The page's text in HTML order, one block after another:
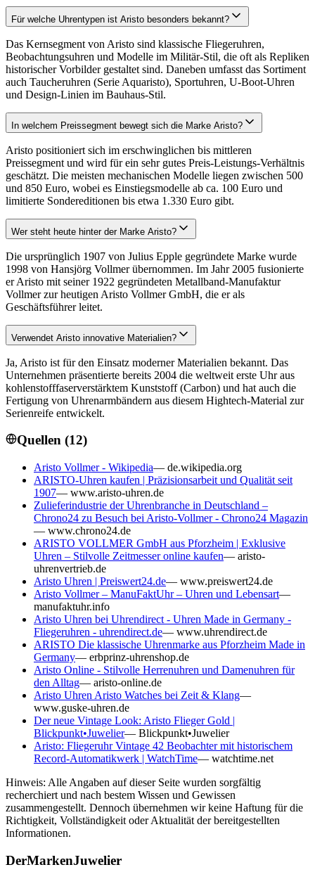
Für welche Uhrentypen ist Aristo besonders bekannt?
Das Kernsegment von Aristo sind klassische Fliegeruhren,
Beobachtungsuhren und Modelle im Militär-Stil, die oft als Repliken
historischer Vorbilder gestaltet sind. Daneben umfasst das Sortiment
auch Taucheruhren (Serie Aquaristo), Sportuhren, U-Boot-Uhren
und Design-Linien im Bauhaus-Stil.
In welchem Preissegment bewegt sich die Marke Aristo?
Aristo positioniert sich im erschwinglichen bis mittleren
Preissegment und wird für ein sehr gutes Preis-Leistungs-Verhältnis
geschätzt. Die meisten mechanischen Modelle liegen zwischen 500
und 850 Euro, wobei es Einstiegsmodelle ab ca. 100 Euro und
limitierte Sondereditionen bis etwa 1.330 Euro gibt.
Wer steht heute hinter der Marke Aristo?
Die ursprünglich 1907 von Julius Epple gegründete Marke wurde
1998 von Hansjörg Vollmer übernommen. Im Jahr 2005 fusionierte
er Aristo mit seiner 1922 gegründeten Metallband-Manufaktur
Vollmer zur heutigen Aristo Vollmer GmbH, die er als
Geschäftsführer leitet.
Verwendet Aristo innovative Materialien?
Ja, Aristo ist für den Einsatz moderner Materialien bekannt. Das
Unternehmen präsentierte bereits 2004 die weltweit erste Uhr aus
kohlenstofffaserverstärktem Kunststoff (Carbon) und hat auch die
Fertigung von Uhrenarmbändern aus diesem Hightech-Material zur
Serienreife entwickelt.
Quellen (12)
Aristo Vollmer - Wikipedia— de.wikipedia.org
ARISTO-Uhren kaufen | Präzisionsarbeit und Qualität seit
1907— www.aristo-uhren.de
Zulieferindustrie der Uhrenbranche in Deutschland –
Chrono24 zu Besuch bei Aristo-Vollmer - Chrono24 Magazin
— www.chrono24.de
ARISTO VOLLMER GmbH aus Pforzheim | Exklusive
Uhren – Stilvolle Zeitmesser online kaufen— aristo-
uhrenvertrieb.de
Aristo Uhren | Preiswert24.de— www.preiswert24.de
Aristo Vollmer – ManuFaktUhr – Uhren und Lebensart—
manufaktuhr.info
Aristo Uhren bei Uhrendirect - Uhren Made in Germany -
Fliegeruhren - uhrendirect.de— www.uhrendirect.de
ARISTO Die klassische Uhrenmarke aus Pforzheim Made in
Germany— erbprinz-uhrenshop.de
Aristo Online - Stilvolle Herrenuhren und Damenuhren für
den Alltag— aristo-online.de
Aristo Uhren Aristo Watches bei Zeit & Klang—
www.guske-uhren.de
Der neue Vintage Look: Aristo Flieger Gold |
Blickpunkt•Juwelier— Blickpunkt•Juwelier
Aristo: Fliegeruhr Vintage 42 Beobachter mit historischem
Record-Automatikwerk | WatchTime— watchtime.net
Hinweis: Alle Angaben auf dieser Seite wurden sorgfältig
recherchiert und nach bestem Wissen und Gewissen
zusammengestellt. Dennoch übernehmen wir keine Haftung für die
Richtigkeit, Vollständigkeit oder Aktualität der bereitgestellten
Informationen.
DerMarkenJuwelier